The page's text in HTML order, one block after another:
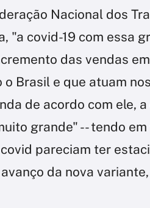
Nacional dos
"a covid-19 com essa
das vendas em
Brasil e que atuam
de acordo com ele,
grande" -- tendo
pareciam ter
da nova